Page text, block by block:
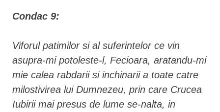
Condac 9:
Viforul patimilor si al suferintelor ce vin
asupra-mi potoleste-l, Fecioara, aratandu-mi
mie calea rabdarii si inchinarii a toate catre
milostivirea lui Dumnezeu, prin care Crucea
Iubirii mai presus de lume se-nalta, in